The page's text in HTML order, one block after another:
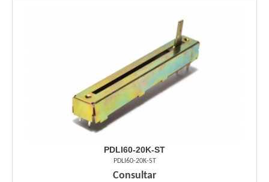
PDLI60-20K-ST
PDLI60-20K-ST
Consultar